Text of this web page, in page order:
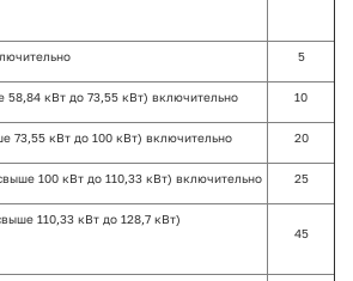
5
58,84 кВт до 73,55 кВт) включительно 10
73,55 кВт до 100 кВт) включительно 20
100 кВт до 110,33 кВт) включительно 25
110,33 кВт до 128,7 кВт)
45